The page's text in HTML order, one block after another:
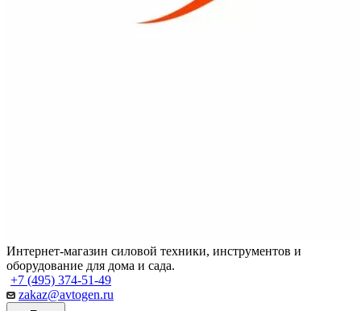
Интернет-магазин силовой техники, инструментов и
оборудование для дома и сада.
+7 (495) 374-51-49
zakaz@avtogen.ru